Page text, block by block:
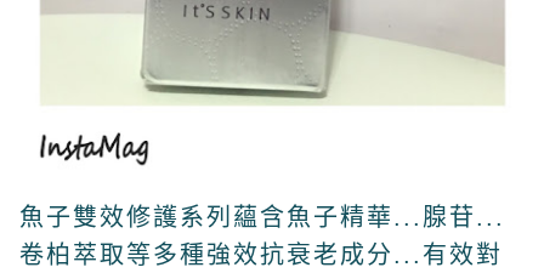
魚子雙效修護系列蘊含魚子精華...腺苷...
卷柏萃取等多種強效抗衰老成分...有效對